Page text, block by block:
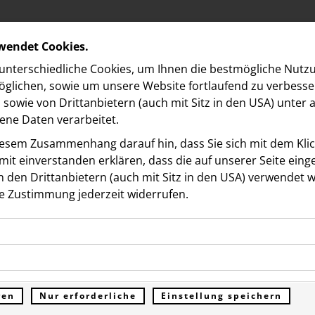
berät Porsche Bank
über €540,8 Millionen
Cookies.
Cookies, um Ihnen die best­mögliche
sowie um unsere Website fortlaufend zu
von Drittanbietern (auch mit Sitz in den USA) unter
Daten verarbeitet.
Zusammenhang darauf hin, dass Sie sich mit dem
ein­ver­standen erklären, dass die auf unserer Seite
den Drittanbietern (auch mit Sitz in den USA) verwendet
Zustimmung jederzeit widerrufen.
ermöglichen grundlegende Funktionen und sind für
der Website erforderlich. Diese Cookies
Daten und werden an keine Dritten übermittelt.
erfassen Informationen anonym. Diese Informationen
unsere Besucher unsere Website nutzen.
Nur erforderliche Einstellung speichern